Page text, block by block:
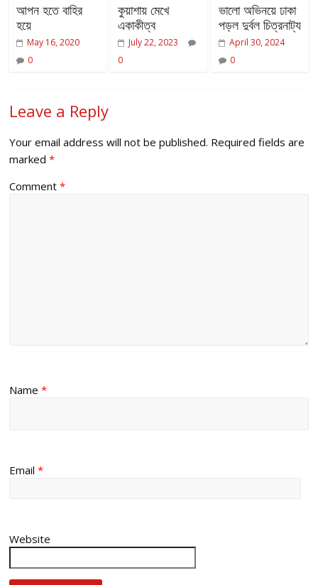
আপন হতে বাহির
হয়ে
May 16, 2020
0
কুয়াশায় মেখে
একাকীত্ব
July 22, 2023
0
ভালো অভিনয়ে ঢাকা
পড়ল দুর্বল চিত্রনাট্য
April 30, 2024
0
Leave a Reply
Your email address will not be published. Required fields are
marked*
Comment*
Name*
Email*
Website